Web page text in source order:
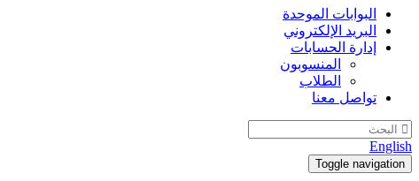
البوابات الموحدة
البريد الإلكتروني
إدارة الحسابات
المنسوبون
الطلاب
تواصل معنا
English
Toggle navigation